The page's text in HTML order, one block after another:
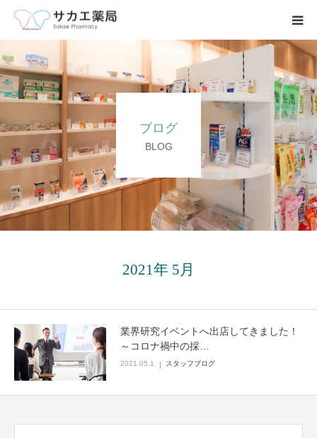
ブログ
BLOG
2021年 5月
業界研究イベントへ出店してきました！
～コロナ禍中の採…
2021.05.1 スタッフブログ
ホーム
事業内容
求人募集
会社案内